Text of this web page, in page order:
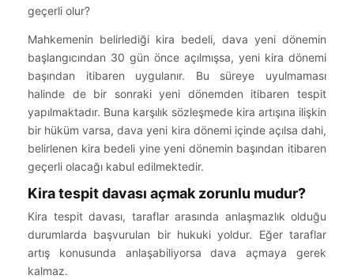
geçerli olur?
Mahkemenin belirlediği kira bedeli, dava yeni dönemin
başlangıcından 30 gün önce açılmışsa, yeni kira dönemi
başından itibaren uygulanır. Bu süreye uyulmaması
halinde de bir sonraki yeni dönemden itibaren tespit
yapılmaktadır. Buna karşılık sözleşmede kira artışına ilişkin
bir hüküm varsa, dava yeni kira dönemi içinde açılsa dahi,
belirlenen kira bedeli yine yeni dönemin başından itibaren
geçerli olacağı kabul edilmektedir.
Kira tespit davası açmak zorunlu mudur?
Kira tespit davası, taraflar arasında anlaşmazlık olduğu
durumlarda başvurulan bir hukuki yoldur. Eğer taraflar
artış konusunda anlaşabiliyorsa dava açmaya gerek
kalmaz.